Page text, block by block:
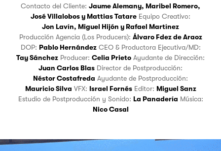
Contacto del Cliente: Jaume Alemany, Maribel Romero,
José Villalobosy Mattias Tatare
Equipo Creativo:
Jon Lavín, Miguel Hijón y Rafael Martínez
Producción Agencia (Los Producers): Álvaro Fdez de Araoz
DOP: Pablo Hernández
CEO & Productora Ejecutiva/MD:
Tay Sánchez
Producer: Celia Prieto
Ayudante de Dirección:
Juan Carlos Blas
Director de Postproducción:
Néstor Costafreda
Ayudante de Postproducción:
Mauricio Silva
VFX: Israel Fornés Editor: Miguel Sanz
Estudio de Postproducción y Sonido: La Panadería
Música:
Nico Casal